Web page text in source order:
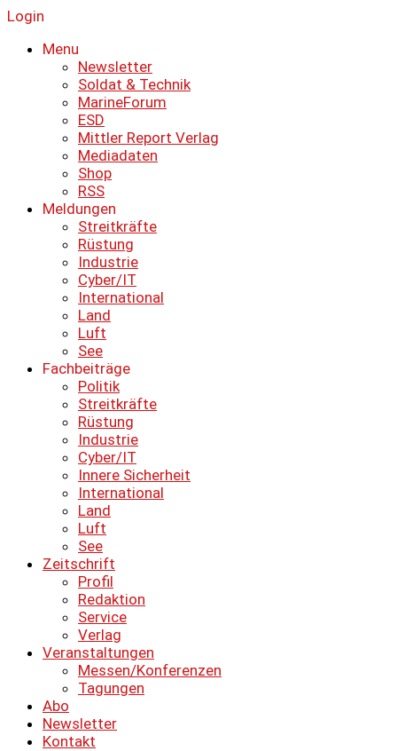
Login
Menu
Newsletter
Soldat & Technik
MarineForum
ESD
Mittler Report Verlag
Mediadaten
Shop
RSS
Meldungen
Streitkräfte
Rüstung
Industrie
Cyber/IT
International
Land
Luft
See
Fachbeiträge
Politik
Streitkräfte
Rüstung
Industrie
Cyber/IT
Innere Sicherheit
International
Land
Luft
See
Zeitschrift
Profil
Redaktion
Service
Verlag
Veranstaltungen
Messen/Konferenzen
Tagungen
Abo
Newsletter
Kontakt